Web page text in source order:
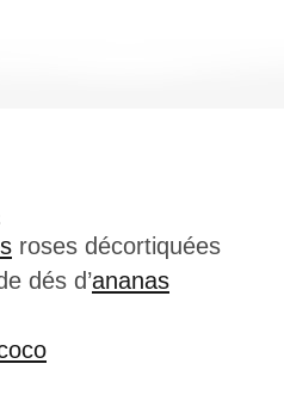
roses décortiquées
dés d’ananas